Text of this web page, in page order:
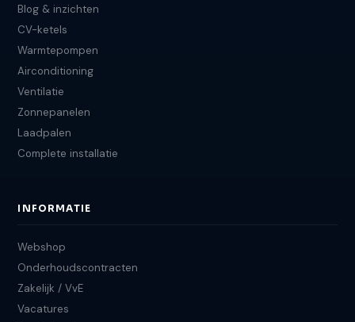
Blog & inzichten
CV-ketels
Warmtepompen
Airconditioning
Ventilatie
Zonnepanelen
Laadpalen
Complete installatie
INFORMATIE
Webshop
Onderhoudscontracten
Zakelijk / VvE
Vacatures